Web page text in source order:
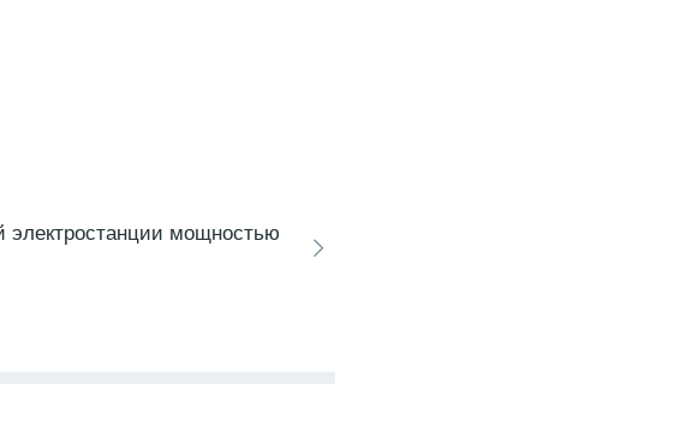
электростанции мощностью